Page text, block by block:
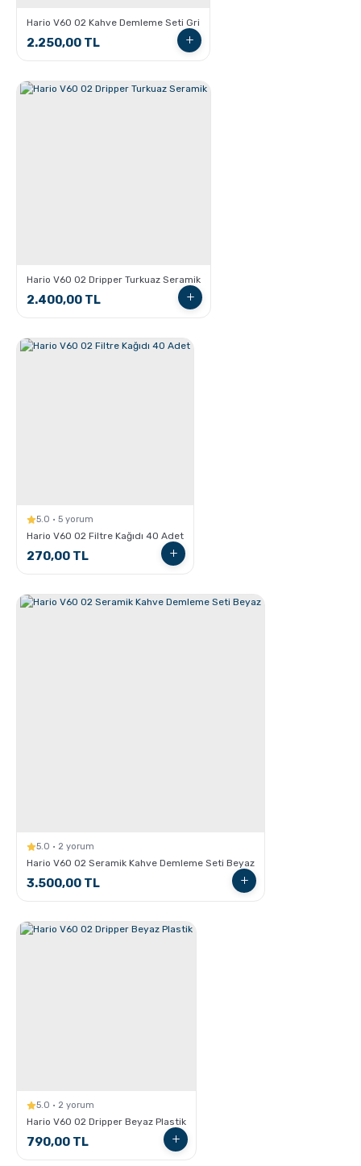
Hangi Demleme İçin Nasıl Kahve Öğütülmeli?
French Press ile Kahve Nasıl Yapılır?
Hario V60 02 Kahve Demleme Seti Gri
2.250,00 TL
Hario V60 02 Dripper Turkuaz Seramik
2.400,00 TL
5.0 · 5 yorum
Hario V60 02 Filtre Kağıdı 40 Adet
270,00 TL
5.0 · 2 yorum
Hario V60 02 Seramik Kahve Demleme Seti Beyaz
3.500,00 TL
5.0 · 2 yorum
Hario V60 02 Dripper Beyaz Plastik
790,00 TL